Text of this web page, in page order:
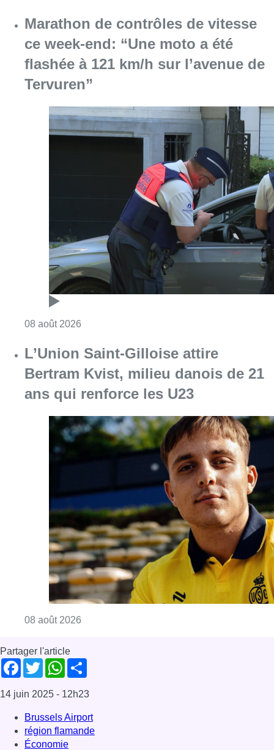
Marathon de contrôles de vitesse
ce week-end: “Une moto a été
flashée à 121 km/h sur l’avenue de
Tervuren”
08 août 2026
L’Union Saint-Gilloise attire
Bertram Kvist, milieu danois de 21
ans qui renforce les U23
08 août 2026
Partager l'article
Facebook
TwitterWhatsApp
14 juin 2025 - 12h23
Brussels Airport
région flamande
Économie